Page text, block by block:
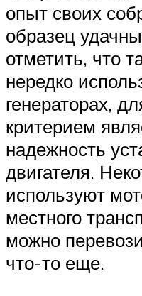
опыт своих
образец
отметить, что
нередко
генераторах,
критерием
надежность
двигателя.
используют
местного
можно
что-то еще.